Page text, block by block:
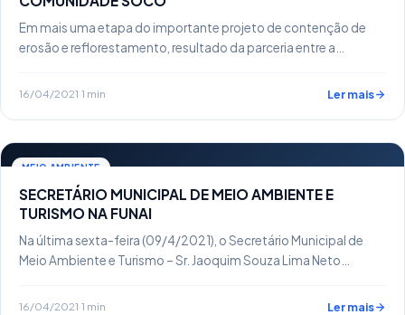
Em mais uma etapa do importante projeto de contenção de
erosão e reflorestamento, resultado da parceria entre a…
16/04/2021·1 min Ler mais
MEIO AMBIENTE
SECRETÁRIO MUNICIPAL DE MEIO AMBIENTE E
TURISMO NA FUNAI
Na última sexta-feira (09/4/2021), o Secretário Municipal de
Meio Ambiente e Turismo – Sr. Jaoquim Souza Lima Neto…
16/04/2021·1 min Ler mais